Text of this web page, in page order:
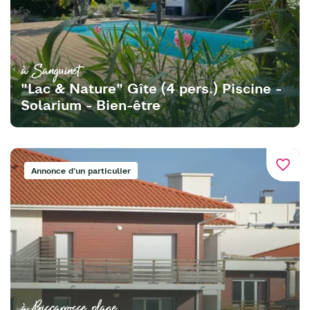
à Sanguinet
"Lac & Nature" Gîte (4 pers.) Piscine -
Solarium - Bien-être
favorite_border
Annonce d'un particulier